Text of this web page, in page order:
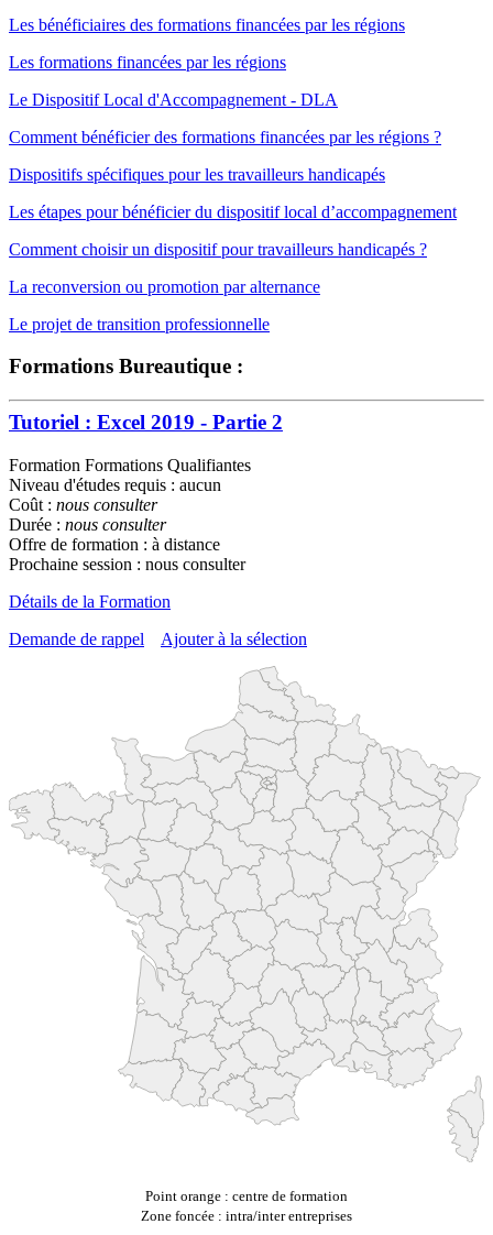
Les bénéficiaires des formations financées par les régions
Les formations financées par les régions
Le Dispositif Local d'Accompagnement - DLA
Comment bénéficier des formations financées par les régions ?
Dispositifs spécifiques pour les travailleurs handicapés
Les étapes pour bénéficier du dispositif local d’accompagnement
Comment choisir un dispositif pour travailleurs handicapés ?
La reconversion ou promotion par alternance
Le projet de transition professionnelle
Formations Bureautique :
Tutoriel : Excel 2019 - Partie 2
Formation Formations Qualifiantes
Niveau d'études requis : aucun
Coût : nous consulter
Durée : nous consulter
Offre de formation : à distance
Prochaine session : nous consulter
Détails de la Formation
Demande de rappel
Ajouter à la sélection
Point orange : centre de formation
Zone foncée : intra/inter entreprises